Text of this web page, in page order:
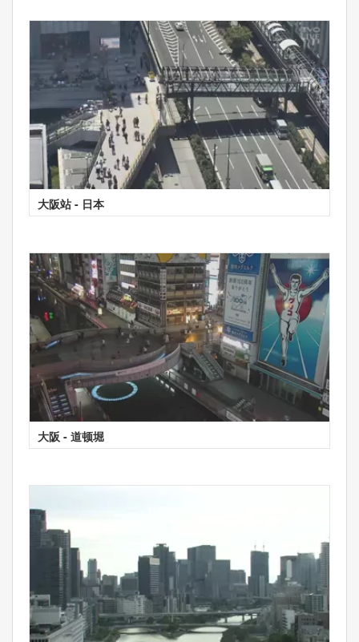
大阪站 - 日本
大阪 - 道顿堀